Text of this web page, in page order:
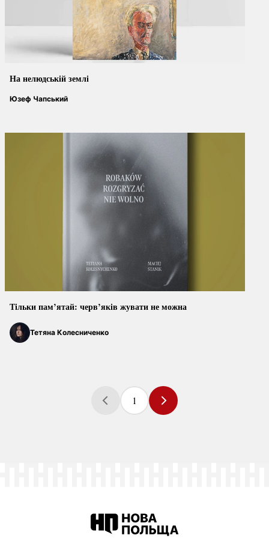
На нелюдській землі
Юзеф Чапський
Тільки пам’ятай: черв’яків жувати не можна
Тетяна Колесниченко
1